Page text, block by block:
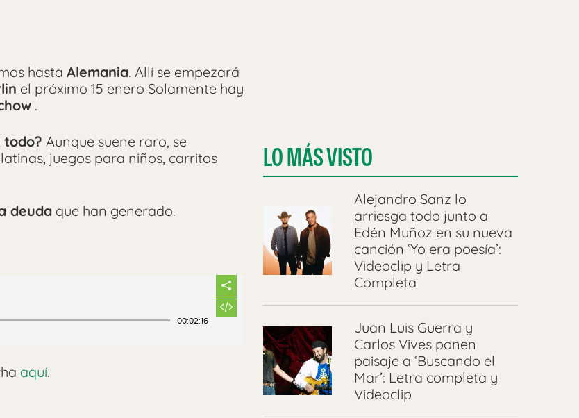
hasta Alemania. Allí se empezará
el próximo 15 enero Solamente hay
.
todo? Aunque suene raro, se
juegos para niños, carritos
deuda que han generado.
00:02:16
aquí.
LO MÁS VISTO
Alejandro Sanz lo
arriesga todo junto a
Edén Muñoz en su nueva
canción ‘Yo era poesía’:
Videoclip y Letra
Completa
Juan Luis Guerra y
Carlos Vives ponen
paisaje a ‘Buscando el
Mar’: Letra completa y
Videoclip